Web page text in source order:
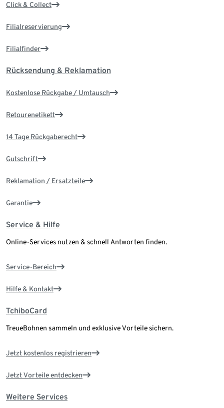
Click & Collect
Filialreservierung
Filialfinder
Rücksendung & Reklamation
Kostenlose Rückgabe / Umtausch
Retourenetikett
14 Tage Rückgaberecht
Gutschrift
Reklamation / Ersatzteile
Garantie
Service & Hilfe
Online-Services nutzen & schnell Antworten finden.
Service-Bereich
Hilfe & Kontakt
TchiboCard
TreueBohnen sammeln und exklusive Vorteile sichern.
Jetzt kostenlos registrieren
Jetzt Vorteile entdecken
Weitere Services